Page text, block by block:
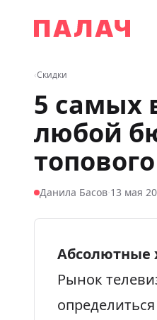
Палач
‹Скидки
5 самых
любой
Данила Басов·13 мая
Абсолютные
Рынок